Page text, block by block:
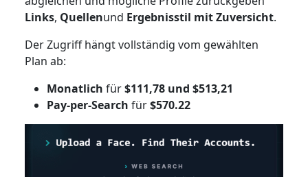
Links, Quellenund Ergebnisstil mit Zuversicht.
Der Zugriff hängt vollständig vom gewählten
Plan ab:
Monatlich für$111,78 und $513,21
Pay-per-Search für$570.22